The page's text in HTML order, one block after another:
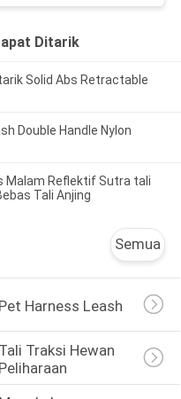
Ditarik
Solid Abs Retractable
Double Handle Nylon
Malam Reflektif Sutra tali
Tali Anjing
Semua
Pet Harness Leash
Tali Traksi Hewan
Peliharaan